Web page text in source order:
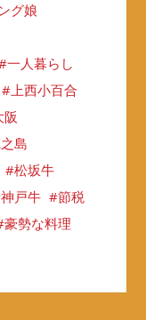
グ娘
一人暮らし
上西小百合
阪
島
松坂牛
神戸牛
節税
豪勢な料理